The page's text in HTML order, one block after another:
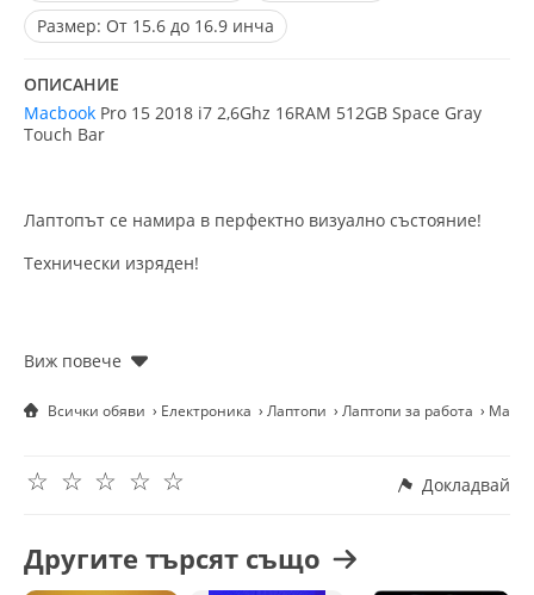
Размер: От 15.6 до 16.9 инча
ОПИСАНИЕ
Macbook Pro 15 2018 i7 2,6Ghz 16RAM 512GB Space Gray
Touch Bar
Лаптопът се намира в перфектно визуално състояние!
Технически изряден!
Характеристики:
Processor 2.6 GHz 6-Core Intel Core i7
Всички обяви Електроника Лаптопи Лаптопи за работа
☆
☆
☆
☆
☆ Докладвай
Другите търсят също